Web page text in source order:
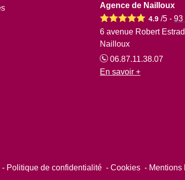
Agence de Nailloux
4.9 /5 - 93
6 avenue Robert
Nailloux
06.87.11.38.07
En savoir +
Politique de confidentialité Cookies Mentions